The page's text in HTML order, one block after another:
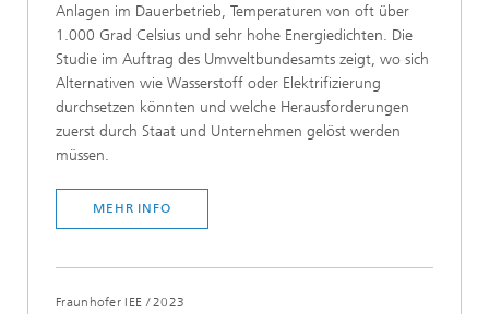
Anlagen im Dauerbetrieb, Temperaturen von oft über
1.000 Grad Celsius und sehr hohe Energiedichten. Die
Studie im Auftrag des Umweltbundesamts zeigt, wo sich
Alternativen wie Wasserstoff oder Elektrifizierung
durchsetzen könnten und welche Herausforderungen
zuerst durch Staat und Unternehmen gelöst werden
müssen.
MEHR INFO
Fraunhofer IEE /2023